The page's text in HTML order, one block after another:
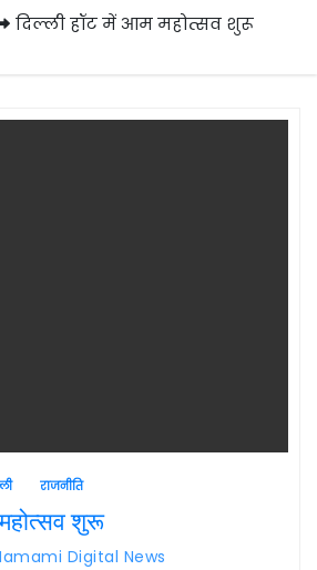
दिल्ली हॉट में आम महोत्सव शुरू
राजनीति
शुरू
Digital News